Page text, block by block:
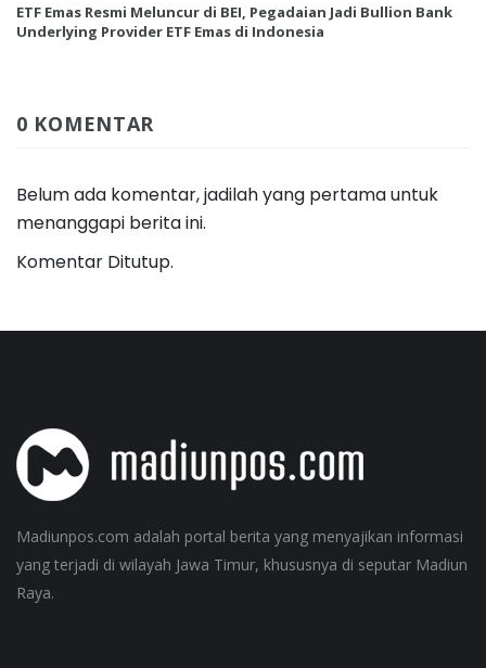
ETF Emas Resmi Meluncur di BEI, Pegadaian Jadi Bullion Bank
Underlying Provider ETF Emas di Indonesia
0 KOMENTAR
Belum ada komentar, jadilah yang pertama untuk
menanggapi berita ini.
Komentar Ditutup.
Madiunpos.com adalah portal berita yang menyajikan informasi
yang terjadi di wilayah Jawa Timur, khususnya di seputar Madiun
Raya.